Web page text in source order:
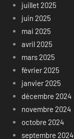
juillet 2025
juin 2025
mai 2025
avril 2025
mars 2025
février 2025
janvier 2025
décembre 2024
novembre 2024
octobre 2024
septembre 2024